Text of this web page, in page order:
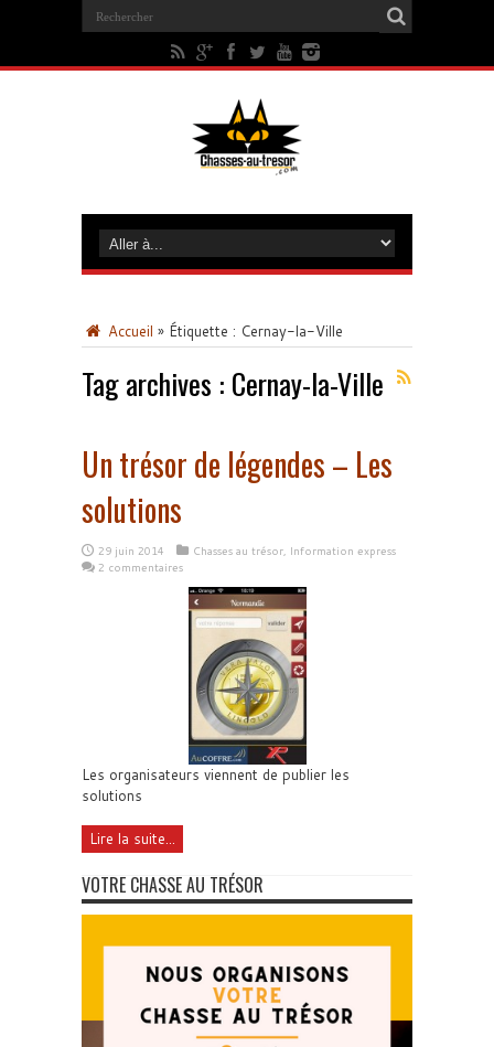
Accueil » Étiquette : Cernay-la-Ville
Tag archives : Cernay-la-Ville
Un trésor de légendes – Les
solutions
29 juin 2014 Chasses au trésor, Information express
2 commentaires
Les organisateurs viennent de publier les
solutions
Lire la suite...
VOTRE CHASSE AU TRÉSOR